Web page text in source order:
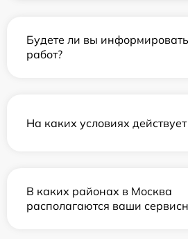
Будете ли вы
работ?
На каких условиях
В каких районах в Москва
располагаются ваши